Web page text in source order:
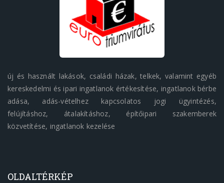
új és használt lakások, családi házak, telkek, valamint egyéb
kereskedelmi és ipari ingatlanok értékesítése, ingatlanok bérbe
adása, adás-vételhez kapcsolatos jogi ügyintézés,
felújításhoz, átalakításhoz, építőipari szakemberek
közvetítése, ingatlanok kezelése
OLDALTÉRKÉP